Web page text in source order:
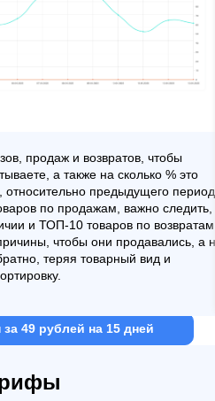
продаж и возвратов, чтобы
а также на сколько % это
относительно предыдущего
по продажам, важно следить,
и ТОП-10 товаров по
чтобы они продавались, а
теряя товарный вид и
49 рублей на 15 дней